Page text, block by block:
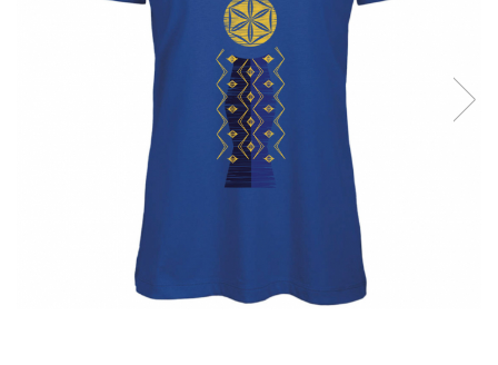
Șepci și căciuli
Simboluri tradiționale
Tricouri cu mesaje de bine
Tricouri de poveste